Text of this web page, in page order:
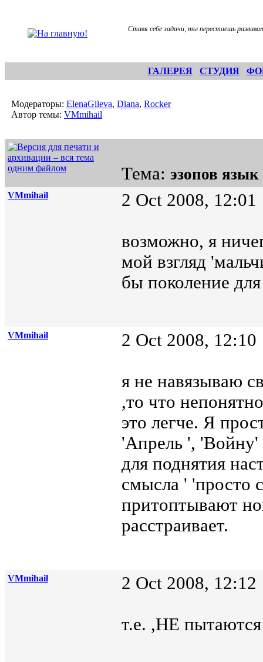
Ставя себе задачи, ты перестаешь
ГАЛЕРЕЯ СТУДИЯ
Модераторы: ElenaGileva, Diana, Rocker
Автор темы: VMmihail
Тема: эзопов язык
VMmihail 2 Oct 2008, 12:01
возможно, я
мой взгляд
бы поколение
VMmihail 2 Oct 2008, 12:10
я не навязываю
,то что
это легче. Я
'Апрель ', 'Войну'
для поднятия
смысла ' 'просто
притоптывают
расстраивает.
VMmihail 2 Oct 2008, 12:12
т.е. ,НЕ